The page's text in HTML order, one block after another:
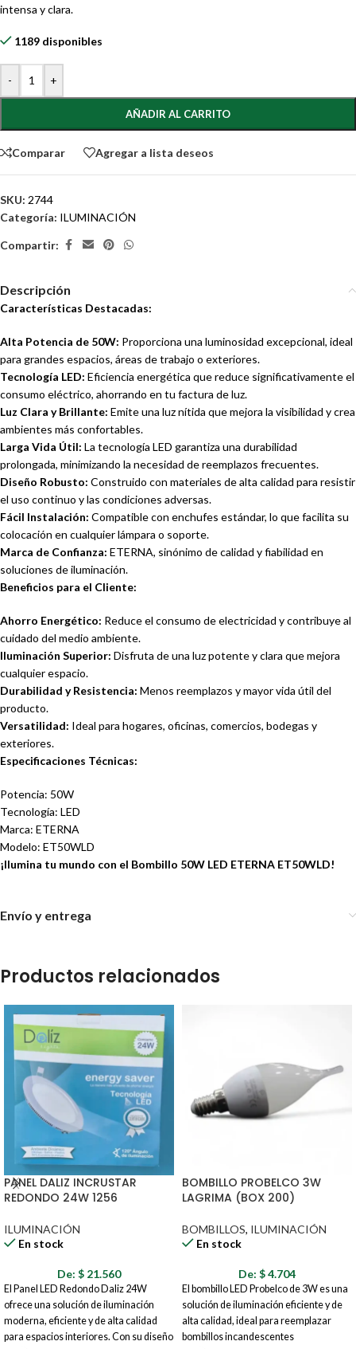
intensa y clara.
1189 disponibles
- +
AÑADIR AL CARRITO
Comparar Agregar a lista deseos
SKU: 2744
Categoría: ILUMINACIÓN
Compartir:
Descripción
Características Destacadas:
Alta Potencia de 50W: Proporciona una luminosidad excepcional, ideal
para grandes espacios, áreas de trabajo o exteriores.
Tecnología LED: Eficiencia energética que reduce significativamente el
consumo eléctrico, ahorrando en tu factura de luz.
Luz Clara y Brillante: Emite una luz nítida que mejora la visibilidad y crea
ambientes más confortables.
Larga Vida Útil: La tecnología LED garantiza una durabilidad
prolongada, minimizando la necesidad de reemplazos frecuentes.
Diseño Robusto: Construido con materiales de alta calidad para resistir
el uso continuo y las condiciones adversas.
Fácil Instalación: Compatible con enchufes estándar, lo que facilita su
colocación en cualquier lámpara o soporte.
Marca de Confianza: ETERNA, sinónimo de calidad y fiabilidad en
soluciones de iluminación.
Beneficios para el Cliente:
Ahorro Energético: Reduce el consumo de electricidad y contribuye al
cuidado del medio ambiente.
Iluminación Superior: Disfruta de una luz potente y clara que mejora
cualquier espacio.
Durabilidad y Resistencia: Menos reemplazos y mayor vida útil del
producto.
Versatilidad: Ideal para hogares, oficinas, comercios, bodegas y
exteriores.
Especificaciones Técnicas:
Potencia: 50W
Tecnología: LED
Marca: ETERNA
Modelo: ET50WLD
¡Ilumina tu mundo con el Bombillo 50W LED ETERNA ET50WLD!
Envío y entrega
Productos relacionados
PANEL DALIZ INCRUSTAR
REDONDO 24W 1256
ILUMINACIÓN
En stock
De: $ 21.560
El Panel LED Redondo Daliz 24W
ofrece una solución de iluminación
moderna, eficiente y de alta calidad
para espacios interiores. Con su diseño
BOMBILLO PROBELCO 3W
LAGRIMA (BOX 200)
BOMBILLOS, ILUMINACIÓN
En stock
De: $4.704
El bombillo LED Probelco de 3W es una
solución de iluminación eficiente y de
alta calidad, ideal para reemplazar
bombillos incandescentes